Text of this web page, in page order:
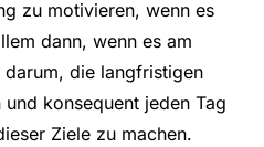
zu motivieren, wenn es
dann, wenn es am
die langfristigen
konsequent jeden Tag
Ziele zu machen.